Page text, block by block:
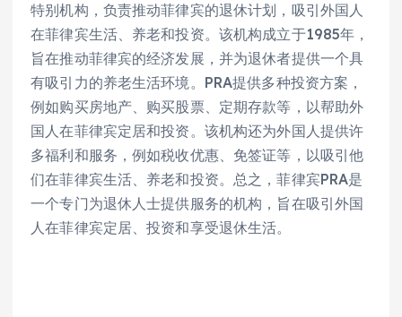
特别机构，负责推动菲律宾的退休计划，吸引外国人
在菲律宾生活、养老和投资。该机构成立于1985年，
旨在推动菲律宾的经济发展，并为退休者提供一个具
有吸引力的养老生活环境。PRA提供多种投资方案，
例如购买房地产、购买股票、定期存款等，以帮助外
国人在菲律宾定居和投资。该机构还为外国人提供许
多福利和服务，例如税收优惠、免签证等，以吸引他
们在菲律宾生活、养老和投资。总之，菲律宾PRA是
一个专门为退休人士提供服务的机构，旨在吸引外国
人在菲律宾定居、投资和享受退休生活。